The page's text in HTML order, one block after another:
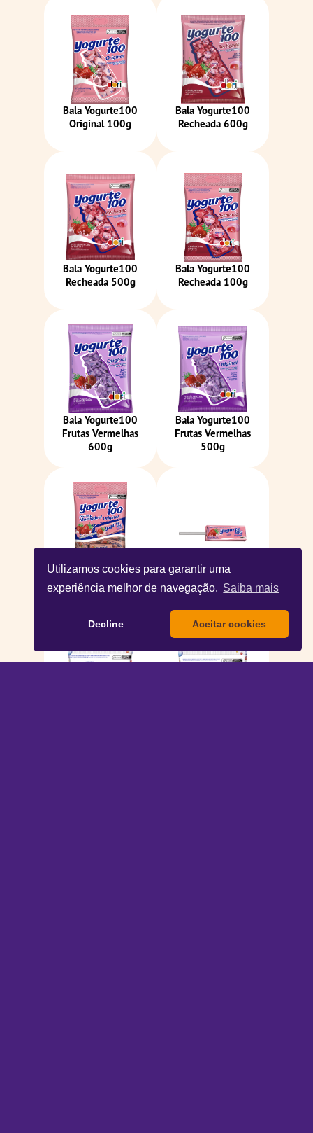
Utilizamos cookies para garantir uma
experiência melhor de navegação. Saiba mais
Decline Aceitar cookies
Bala Yogurte100
Original 100g
Bala Yogurte100
Recheada 600g
Bala Yogurte100
Recheada 500g
Bala Yogurte100
Recheada 100g
Bala Yogurte100
Frutas Vermelhas
600g
Bala Yogurte100
Frutas Vermelhas
500g
Yogurte100
Pirulito Mastigável
Yogurte100 11,2g